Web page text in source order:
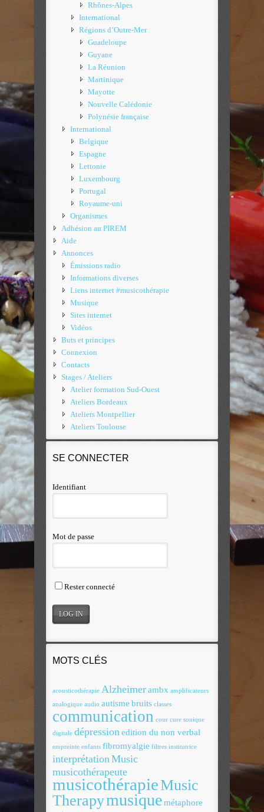
Rhônes-Alpes
International
Régions d’Outre-Mer
Guadeloupe
Guyane
La Réunion
Martinique
Mayotte
Nouvelle Calédonie
Polynésie française
International
Belgique
Espagne
Lettonie
Luxembourg
Portugal
Royaume-uni
Organismes
Adhésion au PIREM
Aide
Annonces
Émissions radio
Informations diverses
Liens internet #musicothérapie
Musique
Sites internet
Vidéos
Buts et principes
Connexion
Contacts
Stages / Ateliers
Atelier formation Sud-Ouest
Ateliers Bordeaux
Ateliers Montpellier
Ateliers Toulouse
SE CONNECTER
Identifiant
Mot de passe
Rester connecté
MOTS CLÉS
acousticothérapie Alzheimerambx amplificateurs
analogique audio autisme bruits classes
communication cour cure sonique
digitale dépression edition du non verbal
empreinte enfants fibromyalgie filtres institutrice
interprétation Music
musicothérapeute
musicothérapieMusic
Therapymusiquemétaphore